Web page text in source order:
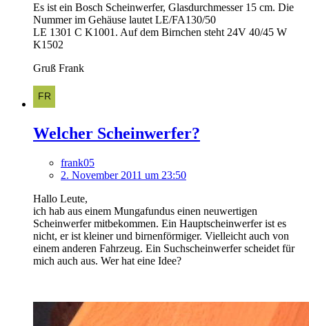
Es ist ein Bosch Scheinwerfer, Glasdurchmesser 15 cm. Die
Nummer im Gehäuse lautet LE/FA130/50
LE 1301 C K1001. Auf dem Birnchen steht 24V 40/45 W
K1502
Gruß Frank
Welcher Scheinwerfer?
frank05
2. November 2011 um 23:50
Hallo Leute,
ich hab aus einem Mungafundus einen neuwertigen
Scheinwerfer mitbekommen. Ein Hauptscheinwerfer ist es
nicht, er ist kleiner und birnenförmiger. Vielleicht auch von
einem anderen Fahrzeug. Ein Suchscheinwerfer scheidet für
mich auch aus. Wer hat eine Idee?